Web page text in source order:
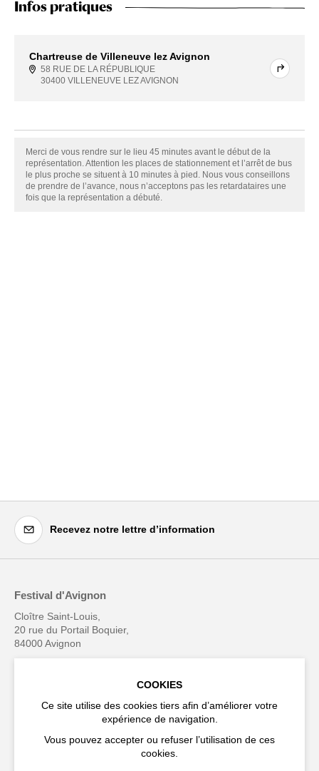
Infos pratiques
Chartreuse de Villeneuve lez Avignon
58 RUE DE LA RÉPUBLIQUE
30400 VILLENEUVE LEZ AVIGNON
Merci de vous rendre sur le lieu 45 minutes avant le début de la
représentation. Attention les places de stationnement et l’arrêt de bus
le plus proche se situent à 10 minutes à pied. Nous vous conseillons
de prendre de l’avance, nous n’acceptons pas les retardataires une
fois que la représentation a débuté.
Recevez notre lettre d’information
Festival d'Avignon
Cloître Saint-Louis,
20 rue du Portail Boquier,
84000 Avignon
FAQ
COOKIES
Ce site utilise des cookies tiers afin d’améliorer votre
expérience de navigation.
Vous pouvez accepter ou refuser l’utilisation de ces
cookies.